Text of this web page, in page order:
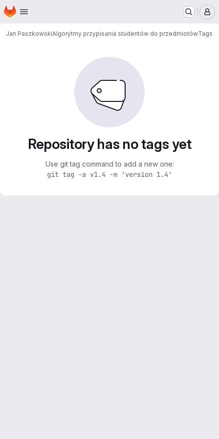
Skip to main content
Homepage
Jan PaszkowskiAlgorytmy przypisania studentów do przedmiotówTags
Repository has no tags yet
Use git tag command to add a new one:
git tag -a v1.4 -m 'version 1.4'